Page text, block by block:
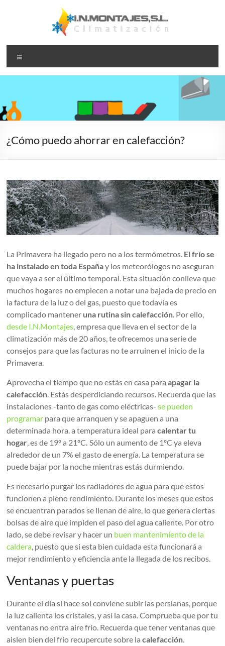
I.N.Montajes,S.L.
– Climatización
Instalación,
reparación y
mantenimiento
acondicionado
y calefacción
¿Cómo puedo ahorrar en calefacción?
La Primavera ha llegado pero no a los termómetros. El frío se
ha instalado en toda Españay los meteorólogos no aseguran
que vaya a ser el último temporal. Esta situación conlleva que
muchos hogares no empiecen a notar una bajada de precio en
la factura de la luz o del gas, puesto que todavía es
complicado mantener una rutina sin calefacción. Por ello,
desde I.N.Montajes, empresa que lleva en el sector de la
climatización más de 20 años, te ofrecemos una serie de
consejos para que las facturas no te arruinen el inicio de la
Primavera.
Aprovecha el tiempo que no estás en casa paraapagar la
calefacción. Estás desperdiciando recursos. Recuerda que las
instalaciones -tanto de gas como eléctricas-se pueden
programar para que arranquen y se apaguen a una
determinada hora. a temperatura ideal paracalentar tu
hogar, es de 19º a 21ºC. Sólo un aumento de 1ºC ya eleva
alrededor de un 7% el gasto de energía. La temperatura se
puede bajar por la noche mientras estás durmiendo.
Es necesario purgar los radiadores de agua para que estos
funcionen a pleno rendimiento. Durante los meses que estos
se encuentran parados se llenan de aire, lo que genera ciertas
bolsas de aire que impiden el paso del agua caliente. Por otro
lado, se debe revisar y hacer un buen mantenimiento de la
caldera, puesto que si esta bien cuidada esta funcionará a
mejor rendimiento y eficiencia ante la llegada de los recibos.
Ventanas y puertas
Durante el día si hace sol conviene subir las persianas, porque
la luz calienta los cristales, y así la casa. Comprueba que por tu
ventanas no entra aire frío. Recuerda que tener ventanas que
aislen bien del frío recupercute sobre lacalefacción.